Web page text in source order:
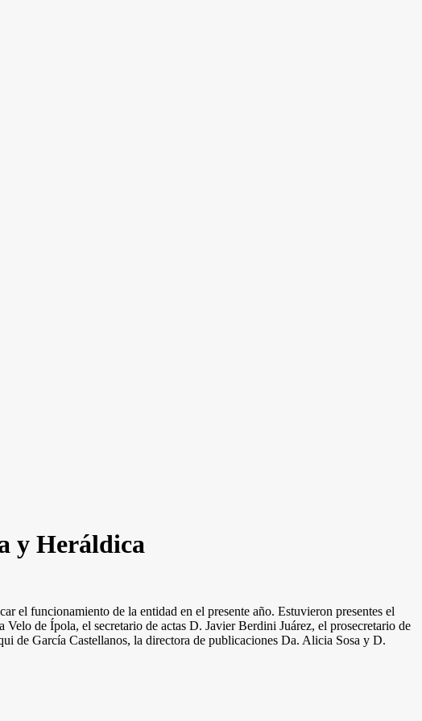
y Heráldica
el funcionamiento de la entidad en el presente año. Estuvieron presentes el
de Ípola, el secretario de actas D. Javier Berdini Juárez, el prosecretario de
de García Castellanos, la directora de publicaciones Da. Alicia Sosa y D.